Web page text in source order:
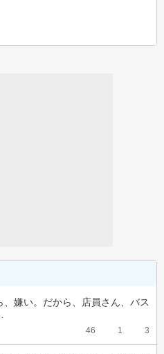
嫌い。だから、店員さん、バス
46 1 3